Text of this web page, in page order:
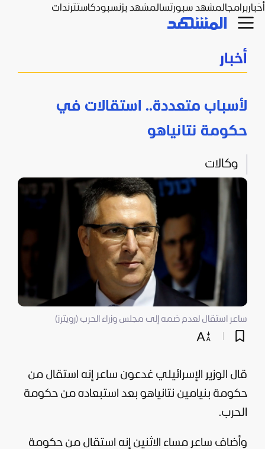
أخباربرامجالمشهد سبورتسالمشهد بزنسبودكاستترندات
أخبار
لأسباب متعددة.. استقالات في
حكومة نتانياهو
وكالات
ساعر استقال لعدم ضمه إلى مجلس وزراء الحرب (رويترز)
قال الوزير الإسرائيلي غدعون ساعر إنه استقال من
حكومة بنيامين نتانياهو بعد استبعاده من حكومة
الحرب.
وأضاف ساعر مساء الاثنين إنه استقال من حكومة